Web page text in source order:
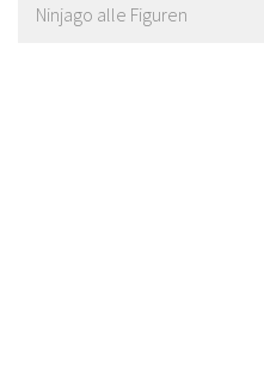
Ninjago alle Figuren